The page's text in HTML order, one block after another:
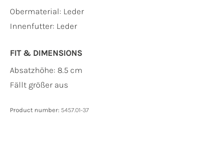
Obermaterial: Leder
Innenfutter: Leder
FIT & DIMENSIONS
Absatzhöhe: 8.5 cm
Fällt größer aus
Product number: 5457.01-37